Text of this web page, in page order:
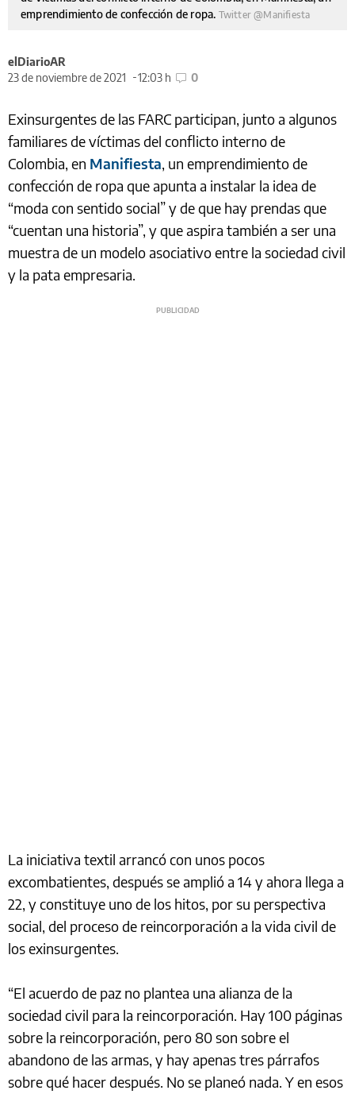
emprendimiento de confección de ropa. Twitter @Manifiesta
elDiarioAR
23 de noviembre de 2021
12:03 h 0
Exinsurgentes de las FARC participan, junto a algunos
familiares de víctimas del conflicto interno de
Colombia, en Manifiesta, un emprendimiento de
confección de ropa que apunta a instalar la idea de
“moda con sentido social” y de que hay prendas que
“cuentan una historia”, y que aspira también a ser una
muestra de un modelo asociativo entre la sociedad civil
y la pata empresaria.
La iniciativa textil arrancó con unos pocos
excombatientes, después se amplió a 14 y ahora llega a
22, y constituye uno de los hitos, por su perspectiva
social, del proceso de reincorporación a la vida civil de
los exinsurgentes.
“El acuerdo de paz no plantea una alianza de la
sociedad civil para la reincorporación. Hay 100 páginas
sobre la reincorporación, pero 80 son sobre el
abandono de las armas, y hay apenas tres párrafos
sobre qué hacer después. No se planeó nada. Y en esos